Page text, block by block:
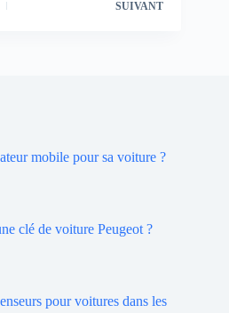
SUIVANT
mobile pour sa voiture ?
clé de voiture Peugeot ?
pour voitures dans les